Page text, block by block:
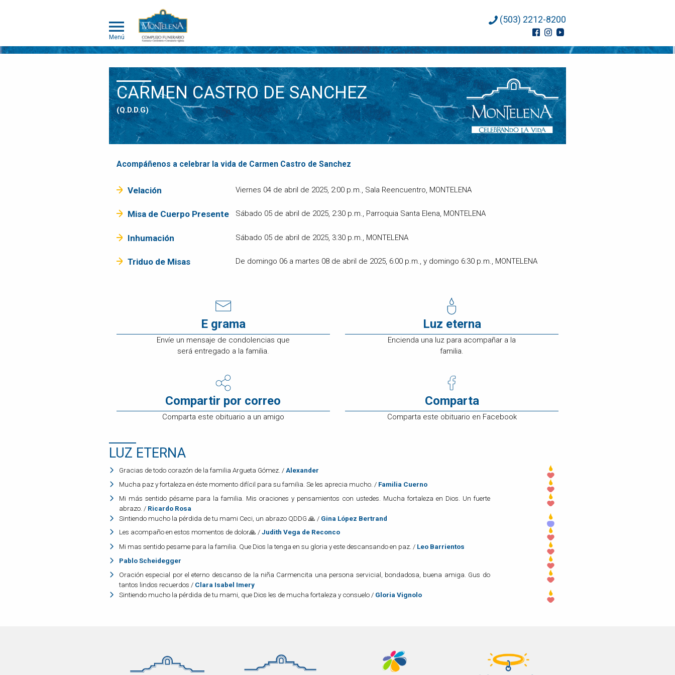
Menú
(503) 2212-8200
CARMEN CASTRO DE SANCHEZ
(Q.D.D.G)
Acompáñenos a celebrar la vida de Carmen Castro de Sanchez
Velación Viernes 04 de abril de 2025, 2:00 p.m., Sala Reencuentro, MONTELENA
Misa de Cuerpo Presente Sábado 05 de abril de 2025, 2:30 p.m., Parroquia Santa Elena, MONTELENA
Inhumación Sábado 05 de abril de 2025, 3:30 p.m., MONTELENA
Triduo de Misas De domingo 06 a martes 08 de abril de 2025, 6:00 p.m., y domingo 6:30 p.m., MONTELENA
E grama
Envíe un mensaje de condolencias que
será entregado a la familia.
Luz eterna
Encienda una luz para acompañar a la
familia.
Compartir por correo
Comparta este obituario a un amigo
Comparta
Comparta este obituario en Facebook
LUZ ETERNA
Gracias de todo corazón de la familia Argueta Gómez. /Alexander
Mucha paz y fortaleza en éste momento difícil para su familia. Se les aprecia mucho. / Familia Cuerno
Mi más sentido pésame para la familia. Mis oraciones y pensamientos con ustedes. Mucha fortaleza en Dios. Un fuerte
abrazo. / Ricardo Rosa
Sintiendo mucho la pérdida de tu mami Ceci, un abrazo QDDG 🙏 / Gina López Bertrand
Les acompaño en estos momentos de dolor🙏 /Judith Vega de Reconco
Mi mas sentido pesame para la familia. Que Dios la tenga en su gloria y este descansando en paz. / Leo Barrientos
Pablo Scheidegger
Oración especial por el eterno descanso de la niña Carmencita una persona servicial, bondadosa, buena amiga. Gus do
tantos lindos recuerdos / Clara Isabel Imery
Sintiendo mucho la pérdida de tu mami, que Dios les de mucha fortaleza y consuelo / Gloria Vignolo